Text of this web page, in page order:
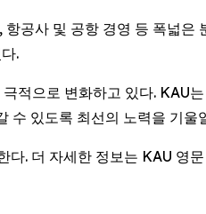
공사 및 공항 경영 등 폭넓은
.
적으로 변화하고 있다. KAU
수 있도록 최선의 노력을 기울
다. 더 자세한 정보는 KAU 영